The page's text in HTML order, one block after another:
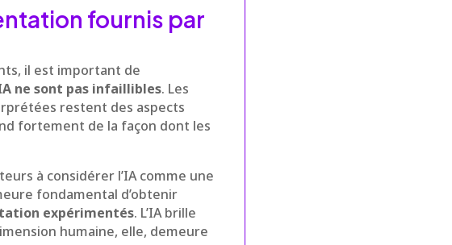
fournis par
il est important de
ne sont pas infaillibles. Les
restent des aspects
fortement de la façon dont les
à considérer l’IA comme une
fondamental d’obtenir
expérimentés. L’IA brille
humaine, elle, demeure